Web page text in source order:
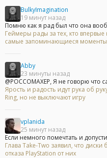
BulkyImagination
19 минут назад
Помню как я рад был что она
Геймеры рады за тех, кто
самые запоминающиеся
Abby
23 минуты назад
@POCCOMAXEP, Я не говорю
Ярость и радость идут рука об
Ring, но не выключают игру
vplanida
25 минут назад
Если немного помечтать и
Глава Take-Two заявил, что
отказа PlayStation от них